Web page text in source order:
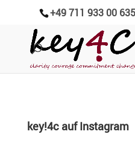
+49 711 933 00 635
key!4c auf Instagram